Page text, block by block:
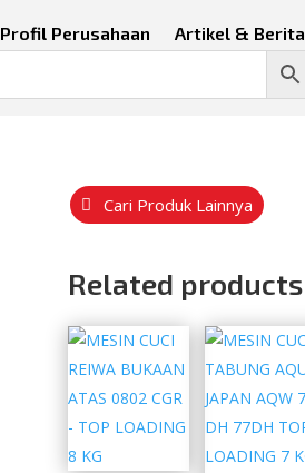
Profil Perusahaan Artikel & Berita
Cari Produk Lainnya
Related products